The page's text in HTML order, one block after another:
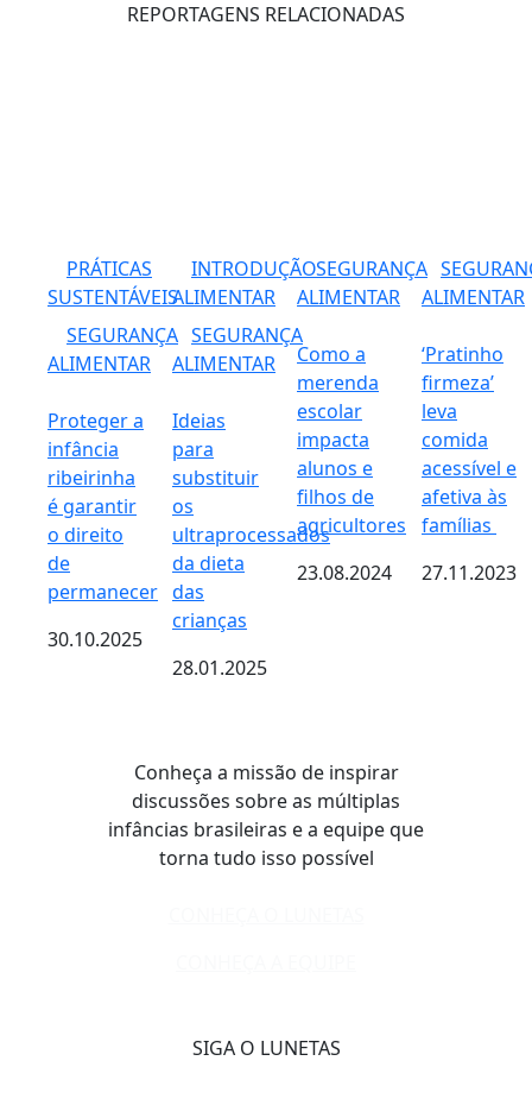
REPORTAGENS RELACIONADAS
PRÁTICAS
SUSTENTÁVEIS
SEGURANÇA
ALIMENTAR
Proteger a
infância
ribeirinha
é garantir
o direito
de
permanecer
30.10.2025
INTRODUÇÃO
ALIMENTAR
SEGURANÇA
ALIMENTAR
Ideias
para
substituir
os
ultraprocessados
da dieta
das
crianças
28.01.2025
SEGURANÇA
ALIMENTAR
Como a
merenda
escolar
impacta
alunos e
filhos de
agricultores
23.08.2024
ALIMENTAR
‘Pratinho
firmeza’
leva
comida
acessível e
afetiva às
famílias
27.11.2023
Conheça a missão de inspirar
discussões sobre as múltiplas
infâncias brasileiras e a equipe que
torna tudo isso possível
SIGA O LUNETAS